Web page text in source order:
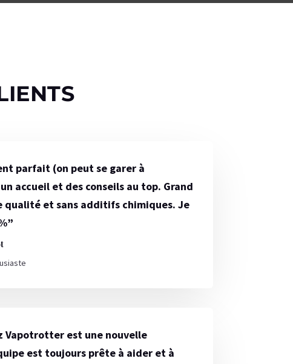
parfait (on peut se garer à
accueil et des conseils au top. Grand
qualité et sans additifs chimiques. Je
”
Vapotrotter est une nouvelle
est toujours prête à aider et à